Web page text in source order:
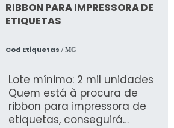
RIBBON PARA IMPRESSORA DE
ETIQUETAS
Cod Etiquetas / MG
Lote mínimo: 2 mil unidades
Quem está à procura de
ribbon para impressora de
etiquetas, conseguirá